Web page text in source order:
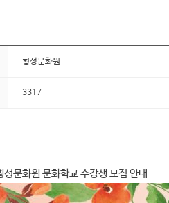
횡성문화원
3317
문화원 문화학교 수강생 모집 안내